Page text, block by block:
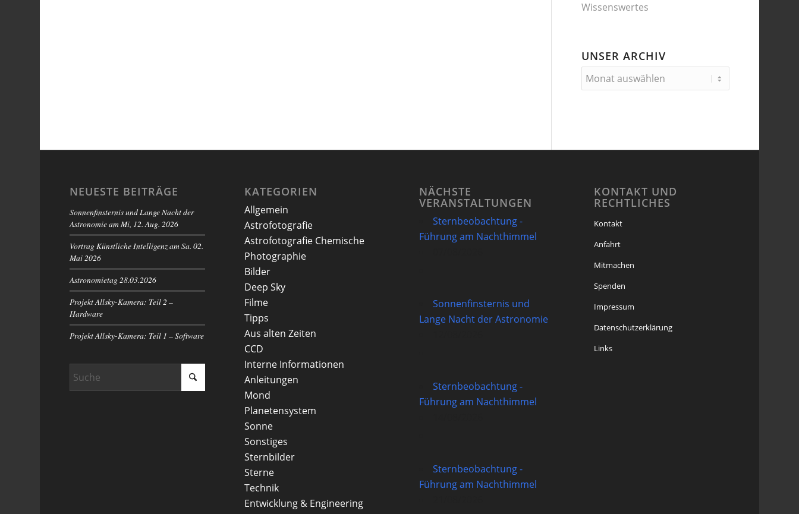
Wissenswertes
UNSER ARCHIV
NEUESTE BEITRÄGE
Sonnenfinsternis und Lange Nacht der
Astronomie am Mi, 12. Aug. 2026
Vortrag Künstliche Intelligenz am Sa. 02.
Mai 2026
Astronomietag 28.03.2026
Projekt Allsky-Kamera: Teil 2 –
Hardware
Projekt Allsky-Kamera: Teil 1 – Software
KATEGORIEN
Allgemein
Astrofotografie
Astrofotografie Chemische
Photographie
Bilder
Deep Sky
Filme
Tipps
Aus alten Zeiten
CCD
Interne Informationen
Anleitungen
Mond
Planetensystem
Sonne
Sonstiges
Sternbilder
Sterne
Technik
Entwicklung & Engineering
NÄCHSTE
VERANSTALTUNGEN
Sternbeobachtung -
Führung am Nachthimmel
Sonnenfinsternis und
Lange Nacht der Astronomie
Sternbeobachtung -
Führung am Nachthimmel
Sternbeobachtung -
Führung am Nachthimmel
KONTAKT UND
RECHTLICHES
Kontakt
Anfahrt
Mitmachen
Spenden
Impressum
Datenschutzerklärung
Links